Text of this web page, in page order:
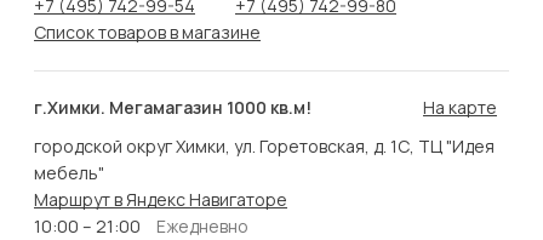
+7 (495) 742-99-54
+7 (495) 742-99-80
Список товаров в магазине
г.Химки. Мегамагазин 1000 кв.м!
На карте
городской округ Химки, ул. Горетовская, д. 1С, ТЦ "Идея
мебель"
Маршрут в Яндекс Навигаторе
10:00 – 21:00
Ежедневно